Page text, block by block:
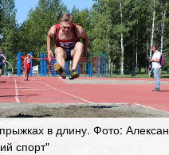
в длину. Фото:
спорт"